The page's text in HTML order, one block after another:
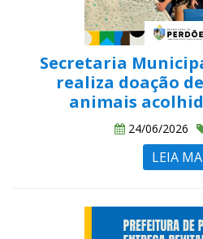
Secretaria
realiza doação
animais
24/06/2026
LEIA